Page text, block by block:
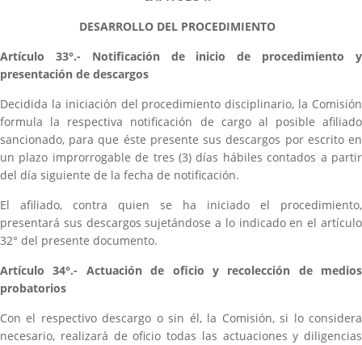
DESARROLLO DEL PROCEDIMIENTO
Artículo 33°.- Notificación de inicio de procedimiento y
presentación de descargos
Decidida la iniciación del procedimiento disciplinario, la Comisión
formula la respectiva notificación de cargo al posible afiliado
sancionado, para que éste presente sus descargos por escrito en
un plazo improrrogable de tres (3) días hábiles contados a partir
del día siguiente de la fecha de notificación.
El afiliado, contra quien se ha iniciado el procedimiento,
presentará sus descargos sujetándose a lo indicado en el artículo
32° del presente documento.
Artículo 34°.- Actuación de oficio y recolección de medios
probatorios
Con el respectivo descargo o sin él, la Comisión, si lo considera
necesario, realizará de oficio todas las actuaciones y diligencias